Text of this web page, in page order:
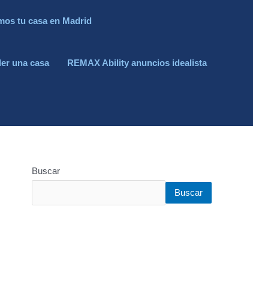
tu casa en Madrid
una casa REMAX Ability anuncios idealista
Buscar
Buscar